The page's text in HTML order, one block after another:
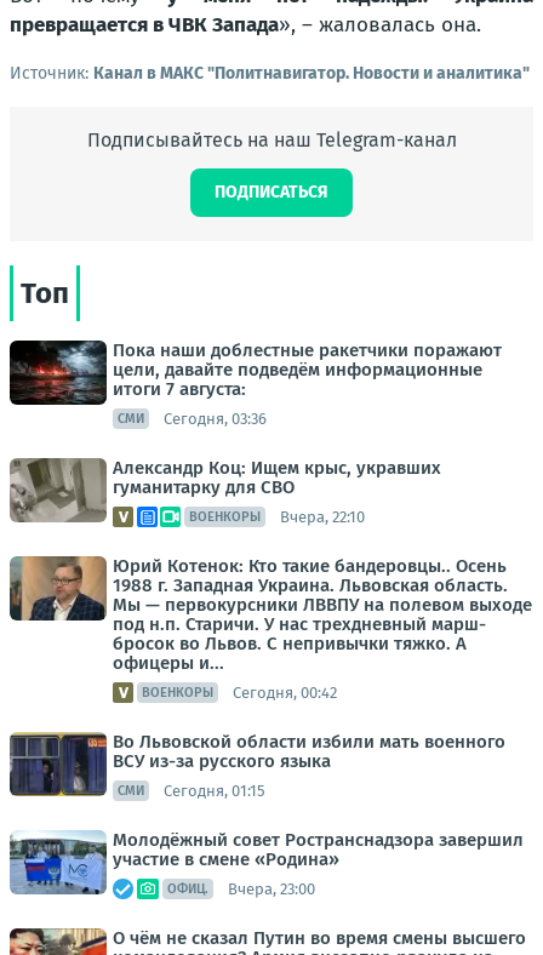
превращается в ЧВК Запада», – жаловалась она.
Источник: Канал в МАКС "Политнавигатор. Новости и аналитика"
Подписывайтесь на наш Telegram-канал
ПОДПИСАТЬСЯ
Топ
Пока наши доблестные ракетчики поражают
цели, давайте подведём информационные
итоги 7 августа:
СМИ Сегодня, 03:36
Александр Коц: Ищем крыс, укравших
гуманитарку для СВО
ВОЕНКОРЫ Вчера, 22:10
Юрий Котенок: Кто такие бандеровцы.. Осень
1988 г. Западная Украина. Львовская область.
Мы — первокурсники ЛВВПУ на полевом выходе
под н.п. Старичи. У нас трехдневный марш-
бросок во Львов. С непривычки тяжко. А
офицеры и...
ВОЕНКОРЫ Сегодня, 00:42
Во Львовской области избили мать военного
ВСУ из-за русского языка
СМИ Сегодня, 01:15
Молодёжный совет Ространснадзора завершил
участие в смене «Родина»
ОФИЦ. Вчера, 23:00
О чём не сказал Путин во время смены высшего